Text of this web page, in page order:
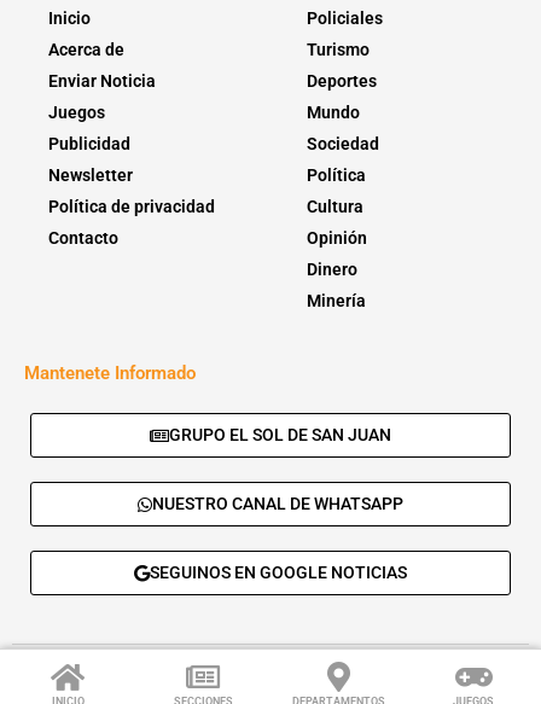
INICIO SECCIONES DEPARTAMENTOS JUEGOS
Inicio
Acerca de
Enviar Noticia
Juegos
Publicidad
Newsletter
Política de privacidad
Contacto
Policiales
Turismo
Deportes
Mundo
Sociedad
Política
Cultura
Opinión
Dinero
Minería
Mantenete Informado
GRUPO EL SOL DE SAN JUAN
NUESTRO CANAL DE WHATSAPP
SEGUINOS EN GOOGLE NOTICIAS
© 2026 - El Sol de San Juan. Todos los derechos reservados. |